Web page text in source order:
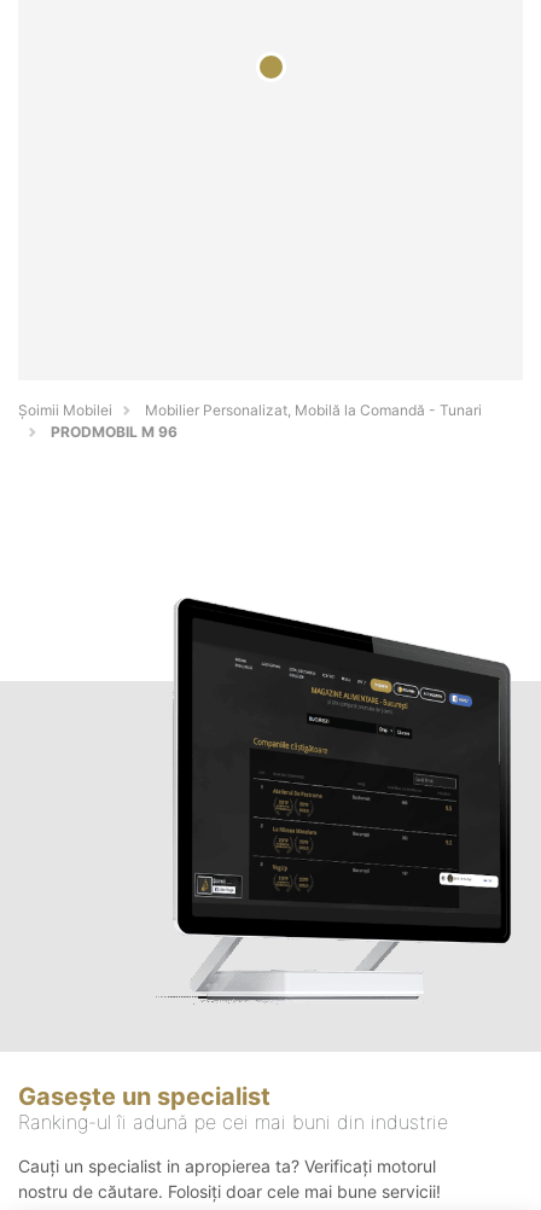
Șoimii Mobilei
Mobilier Personalizat, Mobilă la Comandă - Tunari
PRODMOBIL M 96
Gasește un specialist
Ranking-ul îi adună pe cei mai buni din industrie
Cauți un specialist in apropierea ta? Verificați motorul
nostru de căutare. Folosiți doar cele mai bune servicii!